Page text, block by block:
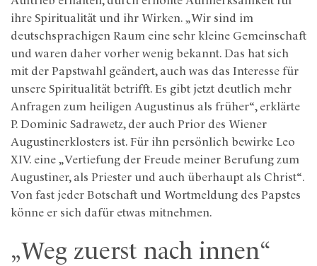
ihre Spiritualität und ihr Wirken. „Wir sind im
deutschsprachigen Raum eine sehr kleine Gemeinschaft
und waren daher vorher wenig bekannt. Das hat sich
mit der Papstwahl geändert, auch was das Interesse für
unsere Spiritualität betrifft. Es gibt jetzt deutlich mehr
Anfragen zum heiligen Augustinus als früher“, erklärte
P. Dominic Sadrawetz, der auch Prior des Wiener
Augustinerklosters ist. Für ihn persönlich bewirke Leo
XIV. eine „Vertiefung der Freude meiner Berufung zum
Augustiner, als Priester und auch überhaupt als Christ“.
Von fast jeder Botschaft und Wortmeldung des Papstes
könne er sich dafür etwas mitnehmen.
„Weg zuerst nach innen“